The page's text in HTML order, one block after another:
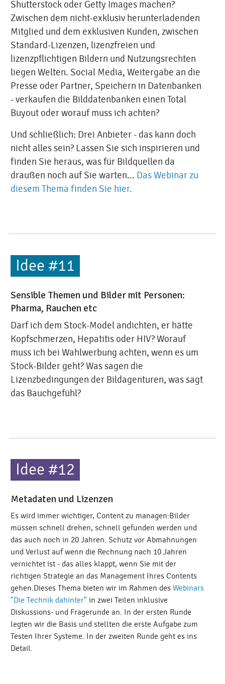
Shutterstock oder Getty Images machen?
Zwischen dem nicht-exklusiv herunterladenden
Mitglied und dem exklusiven Kunden, zwischen
Standard-Lizenzen, lizenzfreien und
lizenzpflichtigen Bildern und Nutzungsrechten
liegen Welten. Social Media, Weitergabe an die
Presse oder Partner, Speichern in Datenbanken
- verkaufen die Bilddatenbanken einen Total
Buyout oder worauf muss ich achten?
Und schließlich: Drei Anbieter - das kann doch
nicht alles sein? Lassen Sie sich inspirieren und
finden Sie heraus, was für Bildquellen da
draußen noch auf Sie warten... Das Webinar zu
diesem Thema finden Sie hier.
Sensible Themen und Bilder mit Personen:
Pharma, Rauchen etc
Darf ich dem Stock-Model andichten, er hätte
Kopfschmerzen, Hepatitis oder HIV? Worauf
muss ich bei Wahlwerbung achten, wenn es um
Stock-Bilder geht? Was sagen die
Lizenzbedingungen der Bildagenturen, was sagt
das Bauchgefühl?
Idee #11
Idee #12
Metadaten und Lizenzen
Es wird immer wichtiger, Content zu managen:Bilder
müssen schnell drehen, schnell gefunden werden und
das auch noch in 20 Jahren. Schutz vor Abmahnungen
und Verlust auf wenn die Rechnung nach 10 Jahren
vernichtet ist - das alles klappt, wenn Sie mit der
richtigen Strategie an das Management Ihres Contents
gehen.Dieses Thema bieten wir im Rahmen des Webinars
"Die Technik dahinter" in zwei Teilen inklusive
Diskussions- und Fragerunde an. In der ersten Runde
legten wir die Basis und stellten die erste Aufgabe zum
Testen Ihrer Systeme. In der zweiten Runde geht es ins
Detail.